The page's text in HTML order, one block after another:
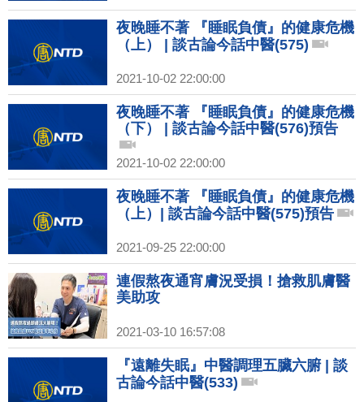
夜晚睡不著 『睡眠負債』的健康危機
（上） | 談古論今話中醫(575)
2021-10-02 22:00:00
夜晚睡不著 『睡眠負債』的健康危機
（下） | 談古論今話中醫(576)預告
2021-10-02 22:00:00
夜晚睡不著 『睡眠負債』的健康危機
（上）| 談古論今話中醫(575)預告
2021-09-25 22:00:00
連假熬夜通宵膚況受損！搶救肌膚醫
美助攻
2021-03-10 16:57:08
『遠離失眠』中醫調理五臟六腑 | 談
古論今話中醫(533)